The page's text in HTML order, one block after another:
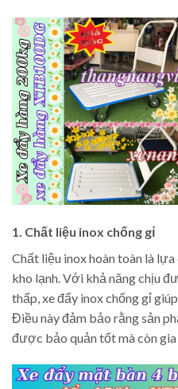
1. Chất liệu inox chống gỉ
Chất liệu inox hoàn toàn là
kho lạnh. Với khả năng chịu
thấp, xe đẩy inox chống gỉ
Điều này đảm bảo rằng sản
được bảo quản tốt mà còn